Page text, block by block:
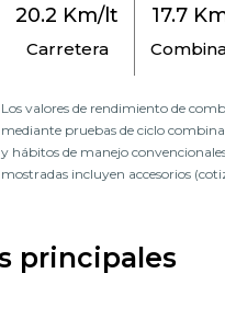
20.2 Km/lt
Carretera
17.7
Los valores de rendimiento de
mediante pruebas de ciclo
y hábitos de manejo
mostradas incluyen accesorios
principales